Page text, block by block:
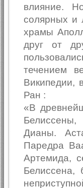
влияние.
солярных и
храмы
друг от
течением
Википедии,
Ран :
«В
Дианы.
Паредра
Артемида,
Белиссена,